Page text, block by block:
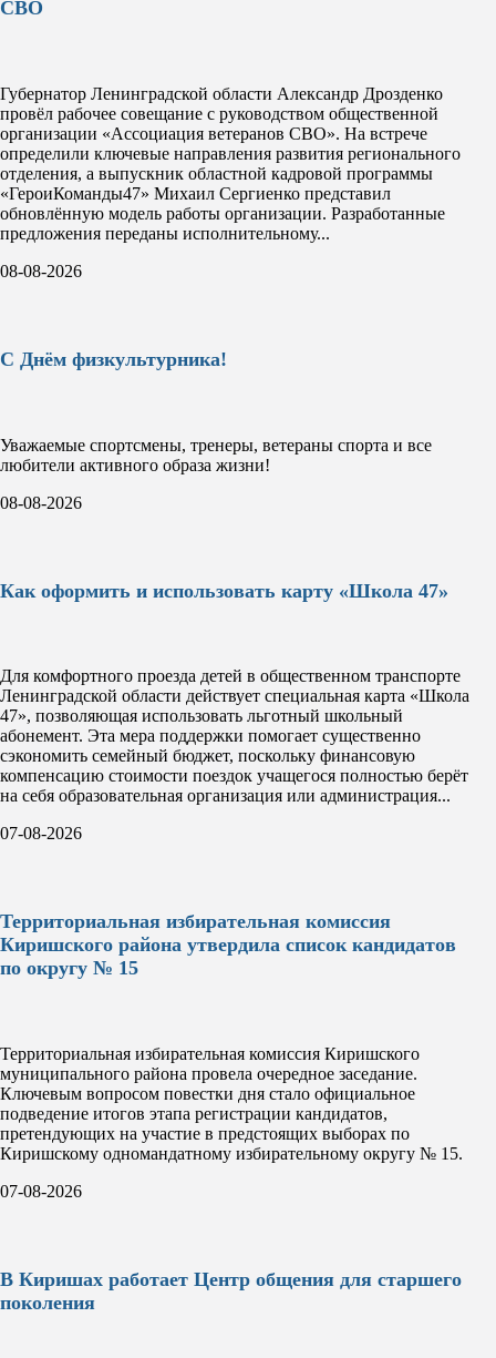
СВО
Губернатор Ленинградской области Александр Дрозденко
провёл рабочее совещание с руководством общественной
организации «Ассоциация ветеранов СВО». На встрече
определили ключевые направления развития регионального
отделения, а выпускник областной кадровой программы
«ГероиКоманды47» Михаил Сергиенко представил
обновлённую модель работы организации. Разработанные
предложения переданы исполнительному...
08-08-2026
С Днём физкультурника!
Уважаемые спортсмены, тренеры, ветераны спорта и все
любители активного образа жизни!
08-08-2026
Как оформить и использовать карту «Школа 47»
Для комфортного проезда детей в общественном транспорте
Ленинградской области действует специальная карта «Школа
47», позволяющая использовать льготный школьный
абонемент. Эта мера поддержки помогает существенно
сэкономить семейный бюджет, поскольку финансовую
компенсацию стоимости поездок учащегося полностью берёт
на себя образовательная организация или администрация...
07-08-2026
Территориальная избирательная комиссия
Киришского района утвердила список кандидатов
по округу № 15
Территориальная избирательная комиссия Киришского
муниципального района провела очередное заседание.
Ключевым вопросом повестки дня стало официальное
подведение итогов этапа регистрации кандидатов,
претендующих на участие в предстоящих выборах по
Киришскому одномандатному избирательному округу № 15.
07-08-2026
В Киришах работает Центр общения для старшего
поколения